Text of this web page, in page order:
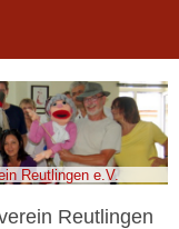
Reutlingen e.V.
Reutlingen